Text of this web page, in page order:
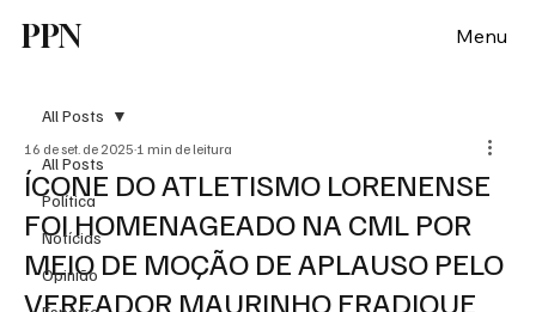
PPN Menu
All Posts
Política
Notícias
Opinião
All Posts
ÍCONE DO ATLETISMO LORENENSE
FOI HOMENAGEADO NA CML POR
MEIO DE MOÇÃO DE APLAUSO PELO
VEREADOR MAURINHO FRADIQUE
16 de set. de 2025 1 min de leitura